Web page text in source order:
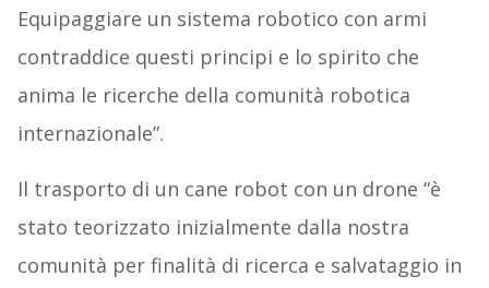
Equipaggiare un sistema robotico con armi
contraddice questi principi e lo spirito che
anima le ricerche della comunità robotica
internazionale”.
Il trasporto di un cane robot con un drone “è
stato teorizzato inizialmente dalla nostra
comunità per finalità di ricerca e salvataggio in